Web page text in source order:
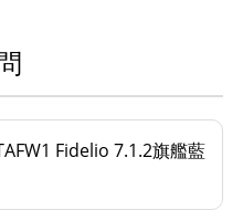
Fidelio 7.1.2旗艦藍